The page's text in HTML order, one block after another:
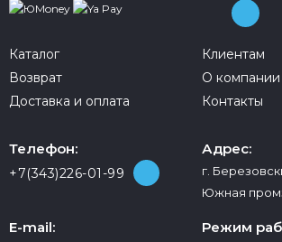
Каталог
Возврат
Доставка и оплата
Клиентам
О компании
Контакты
Телефон:
+7(343)226-01-99
Адрес:
г.
Южная
E-mail: Режим